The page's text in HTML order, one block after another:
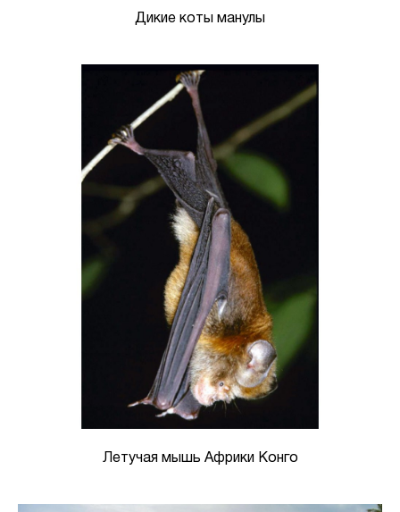
Дикие коты манулы
Летучая мышь Африки Конго